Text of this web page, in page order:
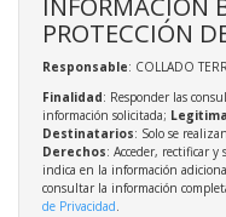
PROTECCIÓN
Responsable: COLLADO
Finalidad: Responder las
información solicitada;
Destinatarios: Solo se
Derechos: Acceder, rectificar y
indica en la información
consultar la información
de Privacidad.